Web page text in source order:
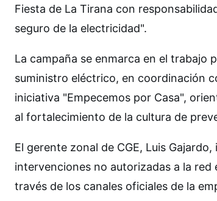
Fiesta de La Tirana con
seguro de la electricidad".
La campaña se enmarca en el trabajo
suministro eléctrico, en coordinación
iniciativa "Empecemos por Casa",
al fortalecimiento de la cultura de
El gerente zonal de CGE, Luis
intervenciones no autorizadas a la
través de los canales oficiales de la